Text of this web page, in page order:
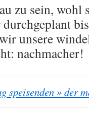
zu sein, wohl
unsere
nachmacher!
speisenden » der